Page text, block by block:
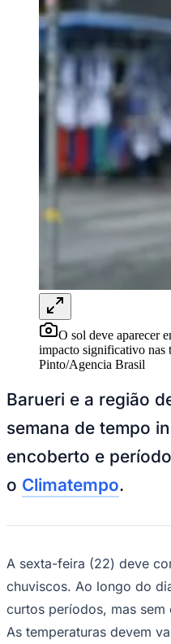
Para Sua Empresa
Anuncie Regional
Guia de Empresas
Vagas na RegiãoNovo
Hub de Negócios
Guia Comercial
Selo Verificado
Portal Educacional
Agenda de Vestibulares
Vagas de Emprego
Concursos
Panorama Econômico
Anuncie no Portal
Verificar Empresa
Anunciar Vagas
Publicidade Legal
NBA
Fórmula 1
Tênis (ATP)
NHL
Vôlei
Competições de Futebol
Brasileirão Série A
Brasileirão Série B
Paulistão
Copa do Brasil
Libertadores
Sul-Americana
O sol deve aparecer
impacto significativo nas
Pinto/Agencia Brasil
Barueri e a região
semana de tempo
encoberto e
o Climatempo.
A sexta-feira (22) deve
chuviscos. Ao longo do
curtos períodos, mas
As temperaturas devem